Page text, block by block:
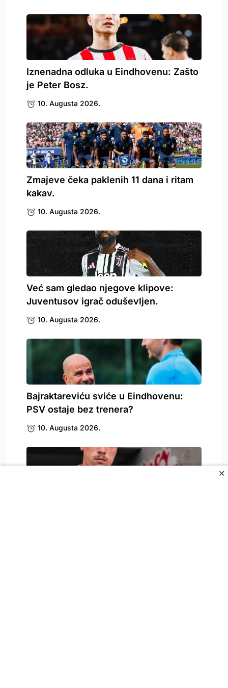
✕
Iznenadna odluka u Eindhovenu: Zašto
je Peter Bosz.
10. Augusta 2026.
Zmajeve čeka paklenih 11 dana i ritam
kakav.
10. Augusta 2026.
Već sam gledao njegove klipove:
Juventusov igrač oduševljen.
10. Augusta 2026.
Bajraktareviću sviće u Eindhovenu:
PSV ostaje bez trenera?
10. Augusta 2026.